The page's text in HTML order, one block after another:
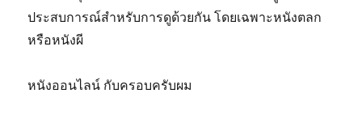
ประสบการณ์สำหรับการดูด้วยกัน โดยเฉพาะหนังตลก
หรือหนังผี
หนังออนไลน์ กับครอบครับผม